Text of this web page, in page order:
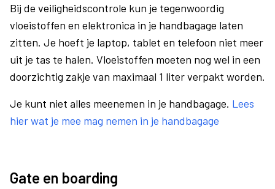
Bij de veiligheidscontrole kun je tegenwoordig
vloeistoffen en elektronica in je handbagage laten
zitten. Je hoeft je laptop, tablet en telefoon niet meer
uit je tas te halen. Vloeistoffen moeten nog wel in een
doorzichtig zakje van maximaal 1 liter verpakt worden.
Je kunt niet alles meenemen in je handbagage. Lees
hier wat je mee mag nemen in je handbagage
Gate en boarding